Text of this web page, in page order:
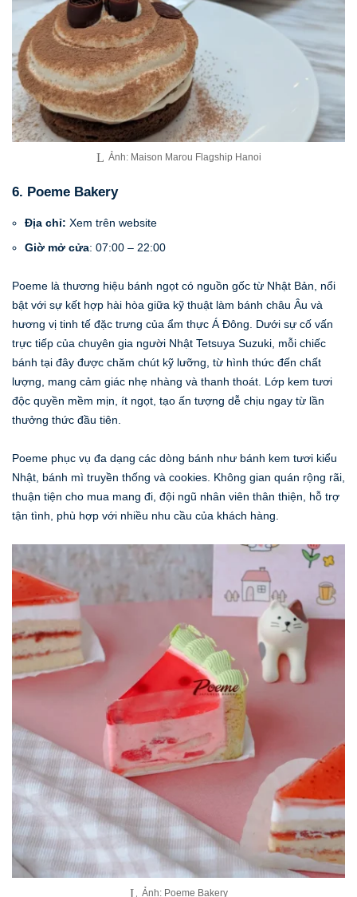
Ảnh: Maison Marou Flagship Hanoi
6. Poeme Bakery
Địa chỉ: Xem trên website
Giờ mở cửa: 07:00 – 22:00
Poeme là thương hiệu bánh ngọt có nguồn gốc từ Nhật Bản, nổi
bật với sự kết hợp hài hòa giữa kỹ thuật làm bánh châu Âu và
hương vị tinh tế đặc trưng của ẩm thực Á Đông. Dưới sự cố vấn
trực tiếp của chuyên gia người Nhật Tetsuya Suzuki, mỗi chiếc
bánh tại đây được chăm chút kỹ lưỡng, từ hình thức đến chất
lượng, mang cảm giác nhẹ nhàng và thanh thoát. Lớp kem tươi
độc quyền mềm mịn, ít ngọt, tạo ấn tượng dễ chịu ngay từ lần
thưởng thức đầu tiên.
Poeme phục vụ đa dạng các dòng bánh như bánh kem tươi kiểu
Nhật, bánh mì truyền thống và cookies. Không gian quán rộng rãi,
thuận tiện cho mua mang đi, đội ngũ nhân viên thân thiện, hỗ trợ
tận tình, phù hợp với nhiều nhu cầu của khách hàng.
Ảnh: Poeme Bakery